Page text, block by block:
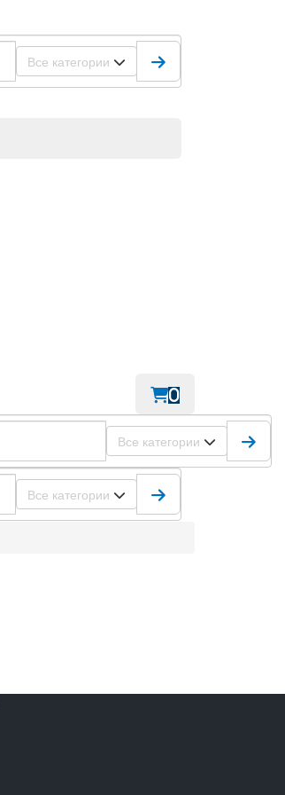
Все категории
0
Все категории
Все категории